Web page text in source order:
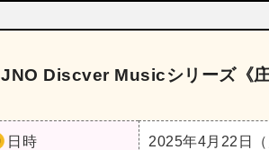
JNO Discver Musicシリーズ《
日時 2025年4月22日（